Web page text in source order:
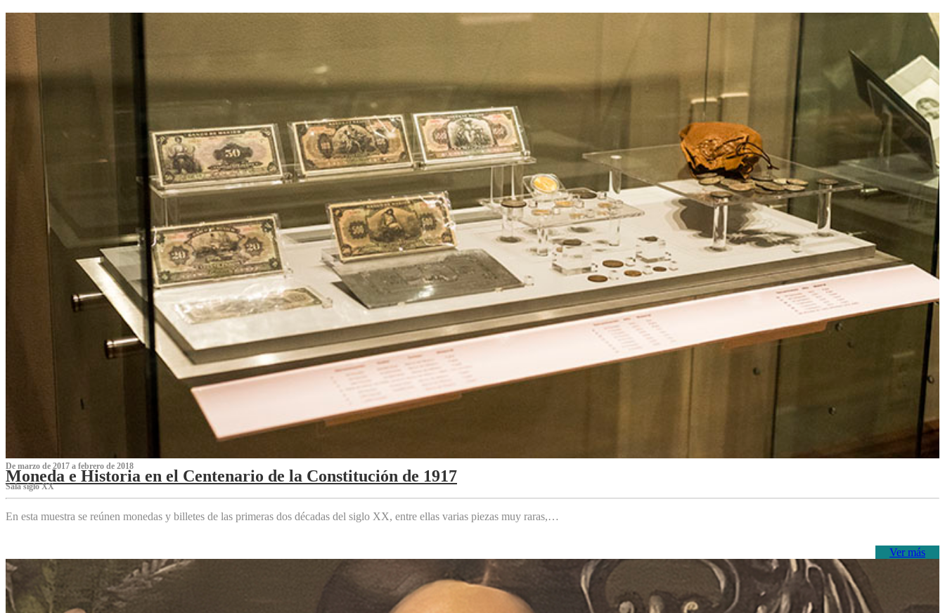
De marzo de 2017 a febrero de 2018
Moneda e Historia en el Centenario de la Constitución de 1917
Sala siglo XX
En esta muestra se reúnen monedas y billetes de las primeras dos décadas del siglo XX, entre ellas varias piezas muy raras,…
Ver más